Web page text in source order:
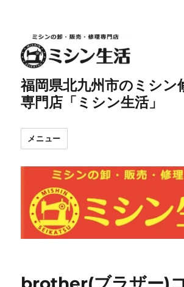
福岡県北九州市のミシン
専門店「ミシン生活」
メニュー